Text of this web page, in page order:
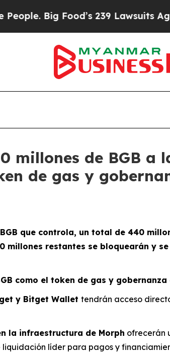
239 Lawsuits Against Life-
millones de BGB a
de gas y
que controla, un total de 440
millones restantes se bloquearán y
como el token de gas y gobernanza
y Bitget Wallet tendrán acceso
la infraestructura de Morph ofrecerán
líder para pagos y